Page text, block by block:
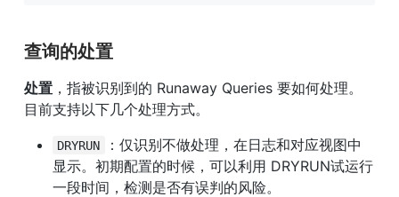
查询的处置
处置 ，指被识别到的 Runaway Queries 要如何处理。
目前支持以下几个处理方式。
DRYRUN
：仅识别不做处理，在日志和对应视图中
显示。初期配置的时候，可以利用 DRYRUN试运行
一段时间，检测是否有误判的风险。